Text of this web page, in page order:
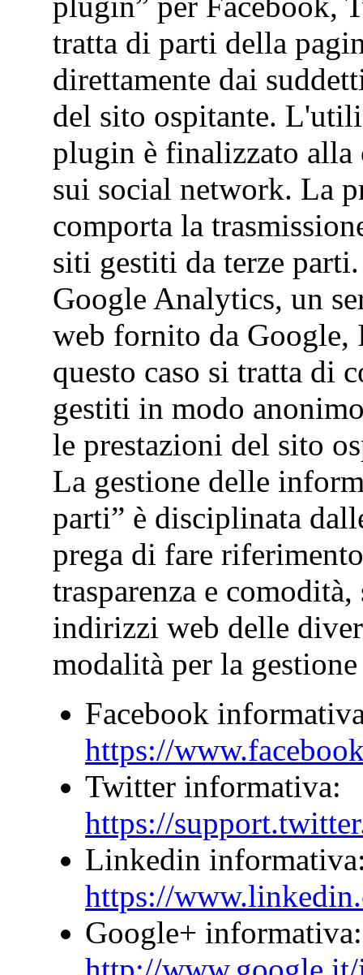
tratta di parti della
direttamente dai
del sito ospitante.
plugin è finalizzato
sui social network. La
comporta la
siti gestiti da terze
Google Analytics, un
web fornito da Google,
questo caso si tratta di
gestiti in modo
le prestazioni del sito
La gestione delle
parti” è disciplinata
prega di fare
trasparenza e
indirizzi web delle
modalità per la
Facebook
https://
Twitter informativa:
https://
Linkedin
https://
Google+ informativa: